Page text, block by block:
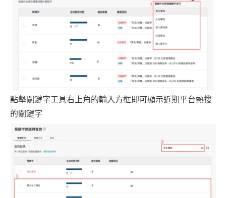
點擊關鍵字工具右上角的輸入方框即可顯示近期平台熱搜
的關鍵字